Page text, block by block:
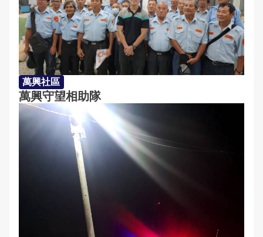
萬興社區
萬興守望相助隊